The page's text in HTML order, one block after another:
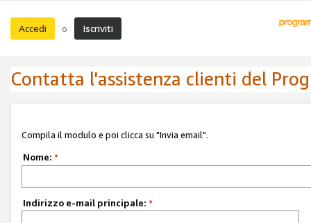
Accedi o Iscriviti
Contatta l'assistenza clienti del
Compila il modulo e poi clicca su "Invia email".
Nome: *
Indirizzo e-mail principale: *